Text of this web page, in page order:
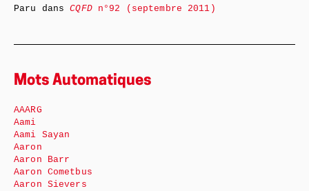
Paru dansCQFDn°92 (septembre 2011)
Mots Automatiques
AAARG
Aami
Aami Sayan
Aaron
Aaron Barr
Aaron Cometbus
Aaron Sievers